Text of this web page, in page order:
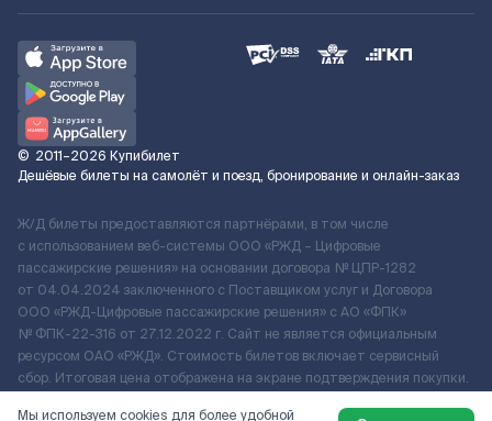
© 2011–2026 Купибилет
Дешёвые билеты на самолёт и поезд, бронирование и онлайн-заказ
Ж/Д билеты предоставляются партнёрами, в том числе
с использованием веб-системы ООО «РЖД – Цифровые
пассажирские решения» на основании договора № ЦПР-1282
от 04.04.2024 заключенного с Поставщиком услуг и Договора
ООО «РЖД-Цифровые пассажирские решения» c АО «ФПК»
№ ФПК-22-316 от 27.12.2022 г. Сайт не является официальным
ресурсом ОАО «РЖД». Стоимость билетов включает сервисный
сбор. Итоговая цена отображена на экране подтверждения покупки.
Мы используем cookies для более удобной